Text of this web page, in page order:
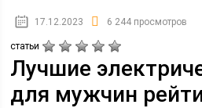
17.12.2023 6 244 просмотров
статьи
Лучшие
для мужчин